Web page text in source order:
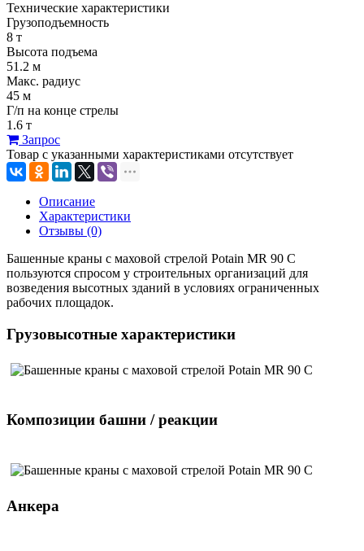
Технические характеристики
Грузоподъемность
8 т
Высота подъема
51.2 м
Макс. радиус
45 м
Г/п на конце стрелы
1.6 т
Запрос
Товар с указанными характеристиками отсутствует
Описание
Характеристики
Отзывы (0)
Башенные краны с маховой стрелой Potain MR 90 C
пользуются спросом у строительных организаций для
возведения высотных зданий в условиях ограниченных
рабочих площадок.
Грузовысотные характеристики
Композиции башни / реакции
Анкера